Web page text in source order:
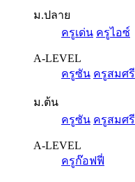
ม.ปลาย
ครูเด่น ครูไอซ์
A-LEVEL
ครูซัน ครูสมศรี
ม.ต้น
ครูซัน ครูสมศรี
A-LEVEL
ครูก๊อฟฟี่